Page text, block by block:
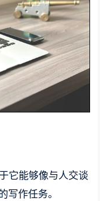
它能够像与人交谈
写作任务。